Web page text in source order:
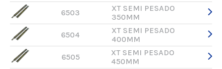
6503
XT SEMI PESADO
350MM
6504
XT SEMI PESADO
400MM
6505
XT SEMI PESADO
450MM